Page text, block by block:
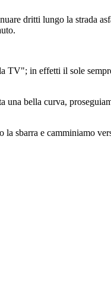
dritti lungo la strada
TV"; in effetti il sole
bella curva,
sbarra e camminiamo